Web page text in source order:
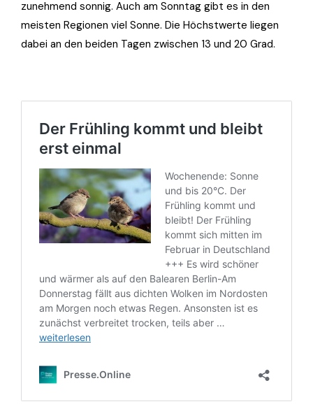
zunehmend sonnig. Auch am Sonntag gibt es in den
meisten Regionen viel Sonne. Die Höchstwerte liegen
dabei an den beiden Tagen zwischen 13 und 20 Grad.